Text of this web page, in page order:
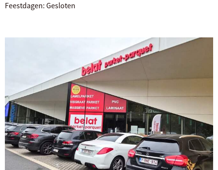
Feestdagen: Gesloten